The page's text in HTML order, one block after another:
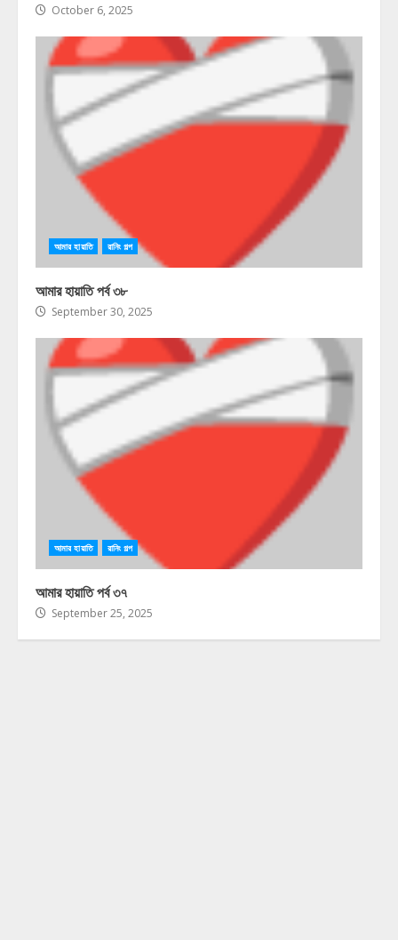
October 6, 2025
আমার হায়াতি রানিং গল্প
আমার হায়াতি পর্ব ৩৮
September 30, 2025
আমার হায়াতি রানিং গল্প
আমার হায়াতি পর্ব ৩৭
September 25, 2025